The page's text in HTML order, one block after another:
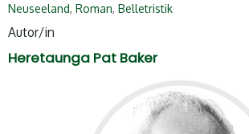
Neuseeland, Roman, Belletristik
Autor/in
Heretaunga Pat Baker